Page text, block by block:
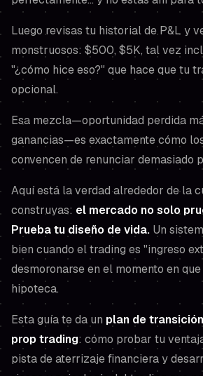
Luego revisas tu historial de P&L y
monstruosos: $500, $5K, tal vez
"¿cómo hice eso?" que hace que tu
opcional.
Esa mezcla—oportunidad perdida
ganancias—es exactamente cómo
convencen de renunciar demasiado
Aquí está la verdad alrededor de la
construyas: el mercado no solo
Prueba tu diseño de vida. Un
bien cuando el trading es "ingreso
desmoronarse en el momento en
hipoteca.
Esta guía te da un plan de
prop trading: cómo probar tu
pista de aterrizaje financiera y